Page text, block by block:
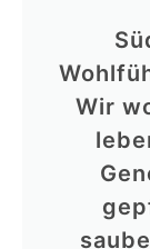
Wir